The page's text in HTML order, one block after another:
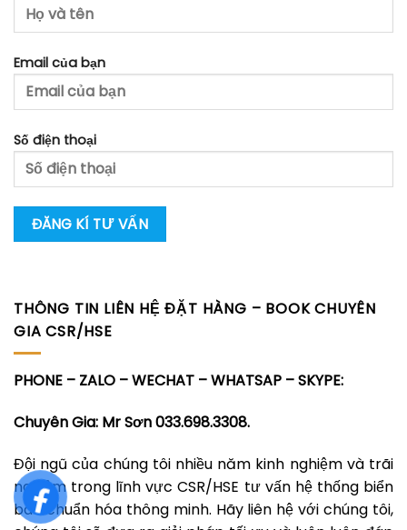
Email của bạn
Số điện thoại
THÔNG TIN LIÊN HỆ ĐẶT HÀNG – BOOK CHUYÊN
GIA CSR/HSE
PHONE – ZALO – WECHAT – WHATSAP – SKYPE:
Chuyên Gia: Mr Sơn 033.698.3308.
Đội ngũ của chúng tôi nhiều năm kinh nghiệm và trãi
nghiệm trong lĩnh vực CSR/HSE tư vấn hệ thống biển
báo chuẩn hóa thông minh. Hãy liên hệ với chúng tôi,